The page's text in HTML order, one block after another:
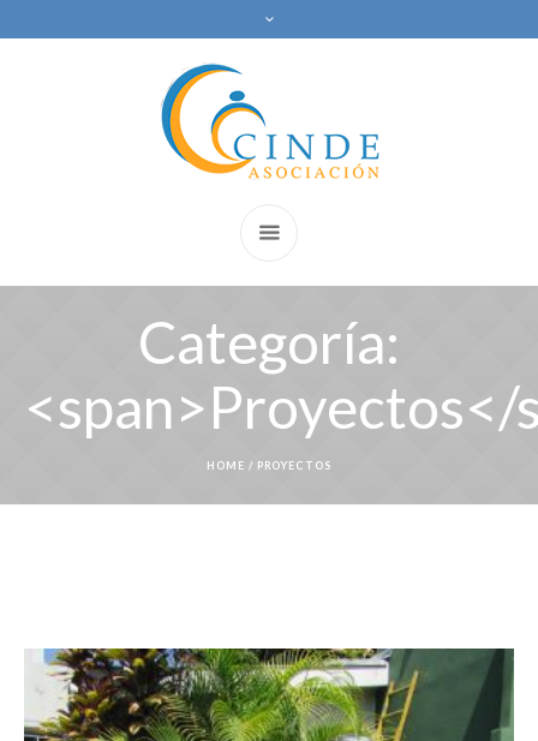
Categoría:
<span>Proyectos</
HOME / PROYECTOS